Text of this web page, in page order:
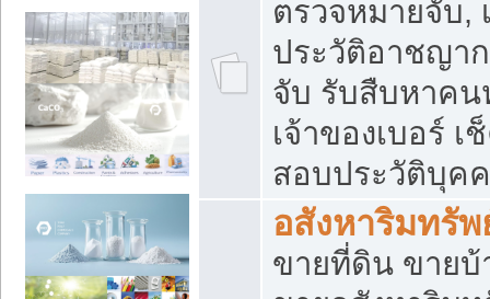
ตรวจหมายจับ,
ประวัติอาชญา
จับ รับสืบหาคน
เจ้าของเบอร์
สอบประวัติบุค
อสังหาริมทรัพ
ขายที่ดิน ขายบ้